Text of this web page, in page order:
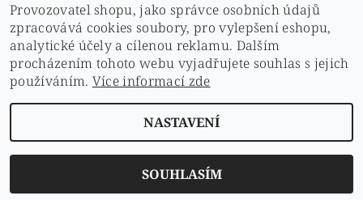
PŘEDCHOZÍ ČLÁNEK
2026 ©Zdravíčko, všechna práva vyhrazenaUpravit nastavení cookies
Vytvořil Shoptet
Provozovatel shopu, jako správce osobních údajů
zpracovává cookies soubory, pro vylepšení eshopu,
analytické účely a cílenou reklamu. Dalším
procházením tohoto webu vyjadřujete souhlas s jejich
používáním. Více informací zde
NASTAVENÍ
SOUHLASÍM